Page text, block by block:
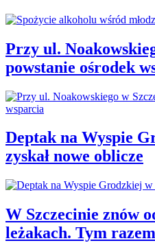
Przy ul.
powstanie ośrodek
Deptak na Wyspie
zyskał nowe oblicze
W Szczecinie znów
leżakach. Tym